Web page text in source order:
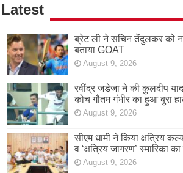
Latest
ब्रेट ली ने सचिन तेंदुलकर को
बताया GOAT
August 9, 2026
रवींद्र जडेजा ने की कुलदीप
कोच गौतम गंभीर का हुआ बुरा
August 9, 2026
सीएम धामी ने किया क्षत्रिय
व ‘क्षत्रिय जागरण’ स्मारिका
August 9, 2026